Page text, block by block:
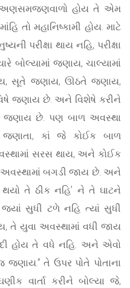
અણસમજણવાળો હોય તે એમ
તો મહાનિષ્કામી હોય. માટે
પરીક્ષા થાય નહિ, પરીક્ષા
બોલ્યામાં જણાય, ચાલ્યામાં
સૂતે જણાય, ઊઠતે જણાય,
જણાય છે. અને વિશેષે કરીને
છે. પણ બાળ અવસ્થા
કાં જે કોઈક બાળ
સરસ થાય, અને કોઈક
અવસ્થામાં બગડી જાય છે. અને
તે ઠીક નહિ’ ને તે ઘાટને
સુધી ટળે નહિ ત્યાં સુધી
તે યુવા અવસ્થામાં વધી જાય
હોય તે વધે નહિ. અને એવો
જણાય.” તે ઉપર પોતે પોતાના
વાર્તા કરીને બોલ્યા જે,